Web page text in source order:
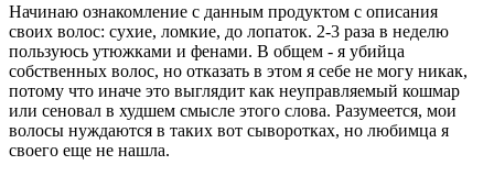
Начинаю ознакомление с данным продуктом с описания
своих волос: сухие, ломкие, до лопаток. 2-3 раза в неделю
пользуюсь утюжками и фенами. В общем - я убийца
собственных волос, но отказать в этом я себе не могу никак,
потому что иначе это выглядит как неуправляемый кошмар
или сеновал в худшем смысле этого слова. Разумеется, мои
волосы нуждаются в таких вот сыворотках, но любимца я
своего еще не нашла.